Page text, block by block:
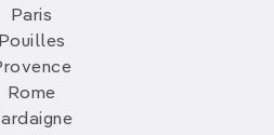
Paris
Pouilles
Rome